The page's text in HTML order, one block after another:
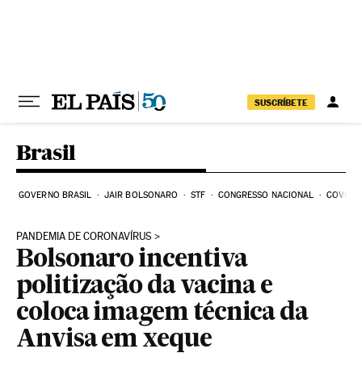
SUSCRÍBETE
Brasil
GOVERNO BRASIL JAIR BOLSONARO STF CONGRESSO NACIONAL COVID-
PANDEMIA DE CORONAVÍRUS
Bolsonaro incentiva
politização da vacina e
coloca imagem técnica da
Anvisa em xeque